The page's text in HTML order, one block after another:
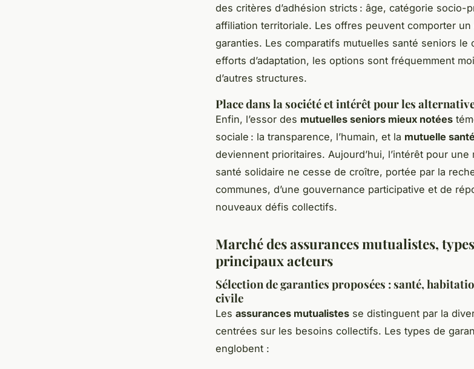
des critères d’adhésion stricts : âge, catégorie socio-
affiliation territoriale. Les offres peuvent comporter
garanties. Les comparatifs mutuelles santé seniors le
efforts d’adaptation, les options sont fréquemment
d’autres structures.
Place dans la société et intérêt pour les
Enfin, l’essor des mutuelles seniors mieux notées
sociale : la transparence, l’humain, et la mutuelle
deviennent prioritaires. Aujourd’hui, l’intérêt pour
santé solidaire ne cesse de croître, portée par la
communes, d’une gouvernance participative et de
nouveaux défis collectifs.
Marché des assurances mutualistes,
principaux acteurs
Sélection de garanties proposées : santé,
civile
Les assurances mutualistes se distinguent par la
centrées sur les besoins collectifs. Les types de
englobent :